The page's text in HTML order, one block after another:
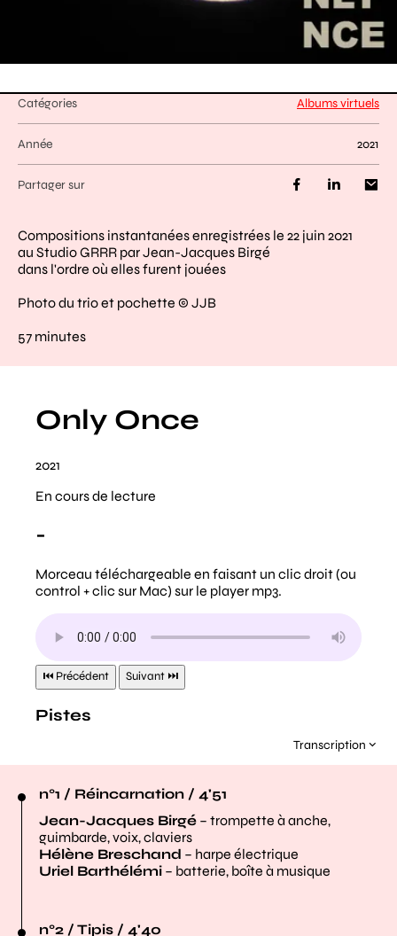
Catégories Albums virtuels
Année 2021
Partager sur
Compositions instantanées enregistrées le 22 juin 2021
au Studio GRRR par Jean-Jacques Birgé
dans l'ordre où elles furent jouées
Photo du trio et pochette © JJB
57 minutes
Transcription
n°1 / Réincarnation / 4'51
Jean-Jacques Birgé – trompette à anche,
guimbarde, voix, claviers
Hélène Breschand – harpe électrique
Uriel Barthélémi – batterie, boîte à musique
n°2 / Tipis / 4'40